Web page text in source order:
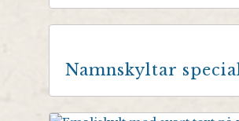
Namnskyltar